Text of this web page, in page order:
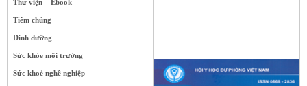
Thư viện – Ebook
Tiêm chủng
Dinh dưỡng
Sức khỏe môi trường
Sức khoẻ nghề nghiệp